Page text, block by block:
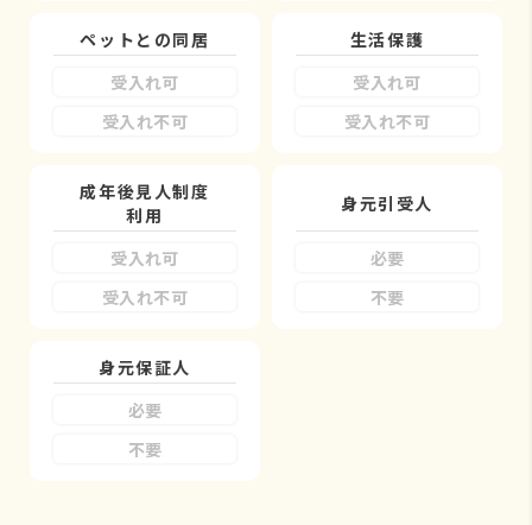
ペットとの同居
受入れ可
受入れ不可
生活保護
受入れ可
受入れ不可
成年後見人制度
利用
受入れ可
受入れ不可
身元引受人
必要
不要
身元保証人
必要
不要